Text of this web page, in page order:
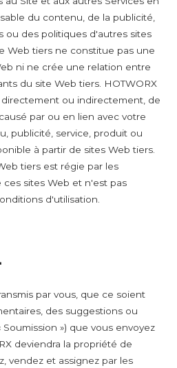
du contenu, de la publicité,
ou des politiques d'autres sites
Web tiers ne constitue pas une
ni ne crée une relation entre
du site Web tiers. HOTWORX
directement ou indirectement, de
par ou en lien avec votre
publicité, service, produit ou
à partir de sites Web tiers.
tiers est régie par les
sites Web et n'est pas
d'utilisation.
par vous, que ce soient
des suggestions ou
») que vous envoyez
deviendra la propriété de
vendez et assignez par les